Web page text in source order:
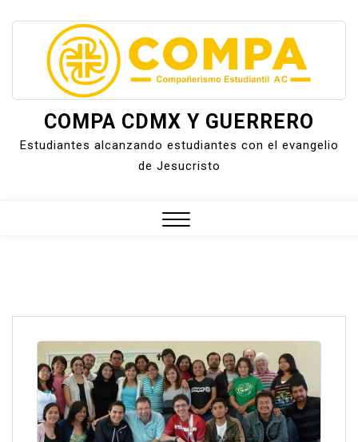
Skip
COMPA CDMX Y GUERRERO
Estudiantes alcanzando estudiantes con el evangelio
de Jesucristo